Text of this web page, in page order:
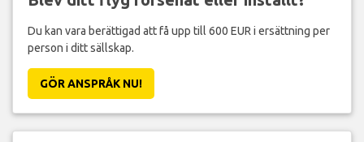
Du kan vara berättigad att få upp till 600 EUR i ersättning per
person i ditt sällskap.
GÖR ANSPRÅK NU!